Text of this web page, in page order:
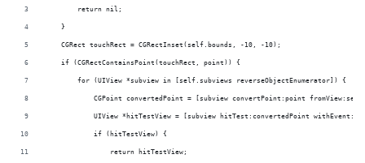
        return nil;
    }
    CGRect touchRect = CGRectInset(self.bounds, -10, -10);
    if (CGRectContainsPoint(touchRect, point)) {
        for (UIView *subview in [self.subviews reverseObjectEnumerator]) {
CGPoint convertedPoint = [subview convertPoint:point
UIView *hitTestView = [subview hitTest:convertedPoint
            if (hitTestView) {
                return hitTestView;